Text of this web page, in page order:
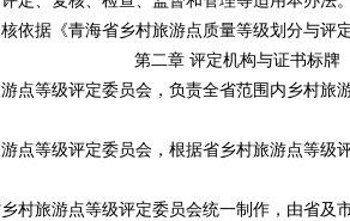
据《青海省乡村旅游点质量等级划分与评
第二章 评定机构与证书标牌
等级评定委员会，负责全省范围内乡村旅
等级评定委员会，根据省乡村旅游点等级
旅游点等级评定委员会统一制作，由省及市